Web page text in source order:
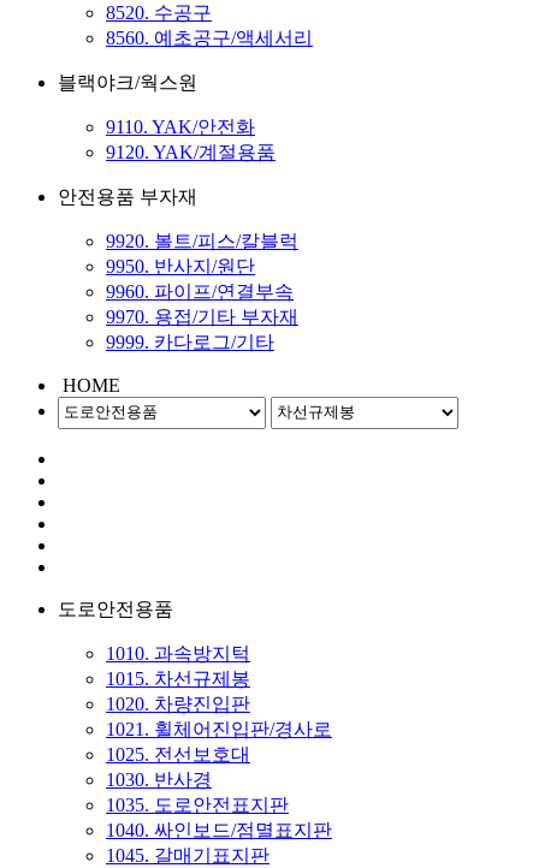
8520. 수공구
8560. 예초공구/액세서리
블랙야크/웍스원
9110. YAK/안전화
9120. YAK/계절용품
안전용품 부자재
9920. 볼트/피스/칼블럭
9950. 반사지/원단
9960. 파이프/연결부속
9970. 용접/기타 부자재
9999. 카다로그/기타
HOME
도로안전용품
1010. 과속방지턱
1015. 차선규제봉
1020. 차량진입판
1021. 휠체어진입판/경사로
1025. 전선보호대
1030. 반사경
1035. 도로안전표지판
1040. 싸인보드/점멸표지판
1045. 갈매기표지판